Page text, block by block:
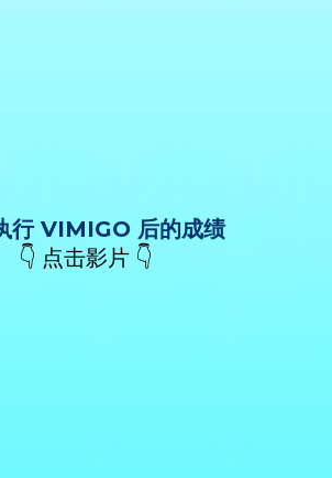
行 VIMIGO 后的成绩
👇 点击影片 👇